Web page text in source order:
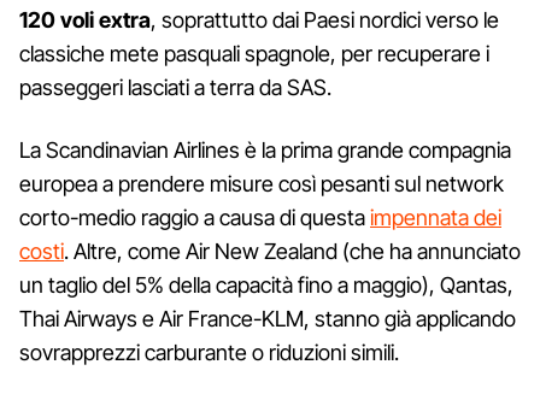
120 voli extra, soprattutto dai Paesi nordici verso le
classiche mete pasquali spagnole, per recuperare i
passeggeri lasciati a terra da SAS.
La Scandinavian Airlines è la prima grande compagnia
europea a prendere misure così pesanti sul network
corto-medio raggio a causa di questaimpennata dei
costi. Altre, come Air New Zealand (che ha annunciato
un taglio del 5% della capacità fino a maggio), Qantas,
Thai Airways e Air France-KLM, stanno già applicando
sovrapprezzi carburante o riduzioni simili.